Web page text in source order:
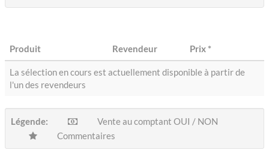
Produit Revendeur Prix*
La sélection en cours est actuellement disponible à partir de
l'un des revendeurs
Légende:
Vente au comptant OUI / NON
Commentaires